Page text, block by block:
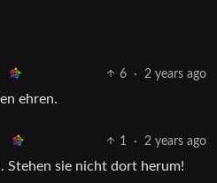
6 · 2 years ago
ehren.
1 · 2 years ago
Stehen sie nicht dort herum!